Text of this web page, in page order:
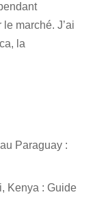
marché. J’ai
la
Paraguay :
Kenya : Guide